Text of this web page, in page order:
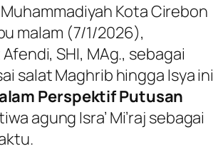
Kota Cirebon
malam (7/1/2026),
SHI, MAg., sebagai
salat Maghrib hingga Isya ini
Perspektif Putusan
agung Isra’ Mi’raj sebagai